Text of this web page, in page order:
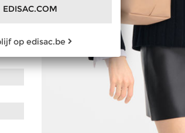
EDISAC.COM
op edisac.be